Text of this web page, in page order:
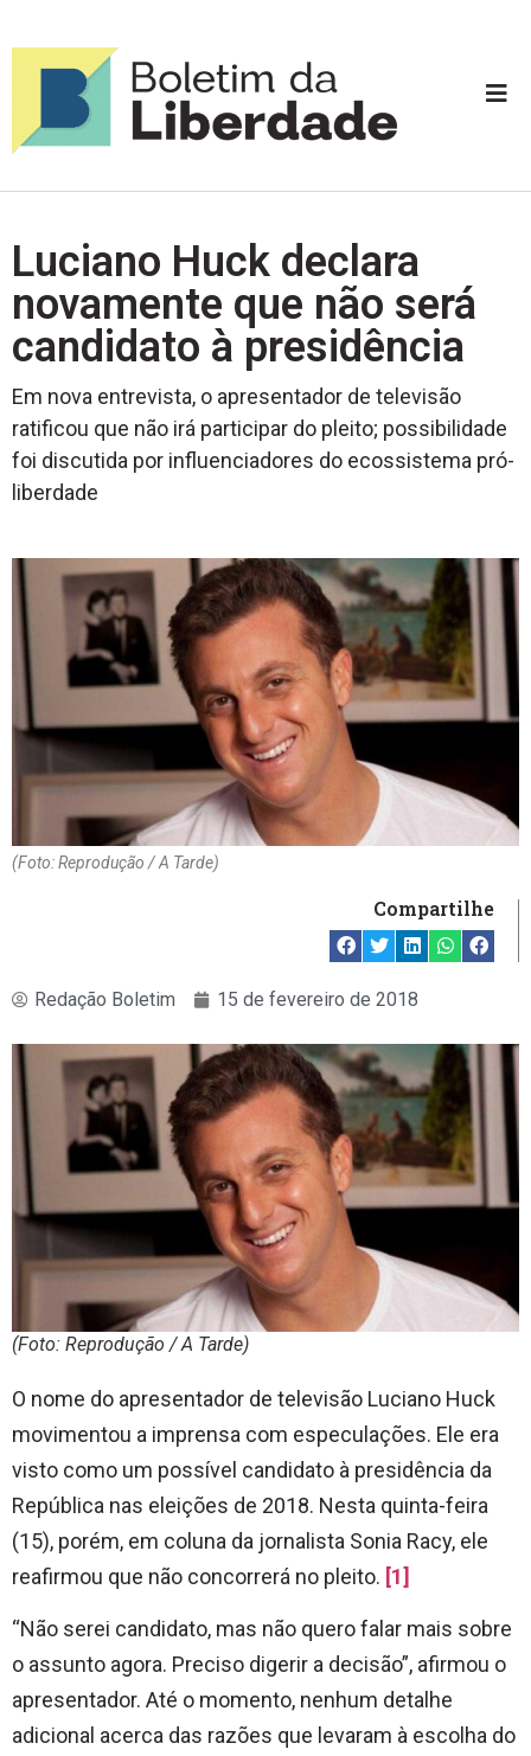
Luciano Huck declara
novamente que não será
candidato à presidência
Em nova entrevista, o apresentador de televisão
ratificou que não irá participar do pleito; possibilidade
foi discutida por influenciadores do ecossistema pró-
liberdade
(Foto: Reprodução / A Tarde)
Compartilhe
Redação Boletim 15 de fevereiro de 2018
(Foto: Reprodução / A Tarde)
O nome do apresentador de televisão Luciano Huck
movimentou a imprensa com especulações. Ele era
visto como um possível candidato à presidência da
República nas eleições de 2018. Nesta quinta-feira
(15), porém, em coluna da jornalista Sonia Racy, ele
reafirmou que não concorrerá no pleito. [1]
“Não serei candidato, mas não quero falar mais sobre
o assunto agora. Preciso digerir a decisão”, afirmou o
apresentador. Até o momento, nenhum detalhe
adicional acerca das razões que levaram à escolha do